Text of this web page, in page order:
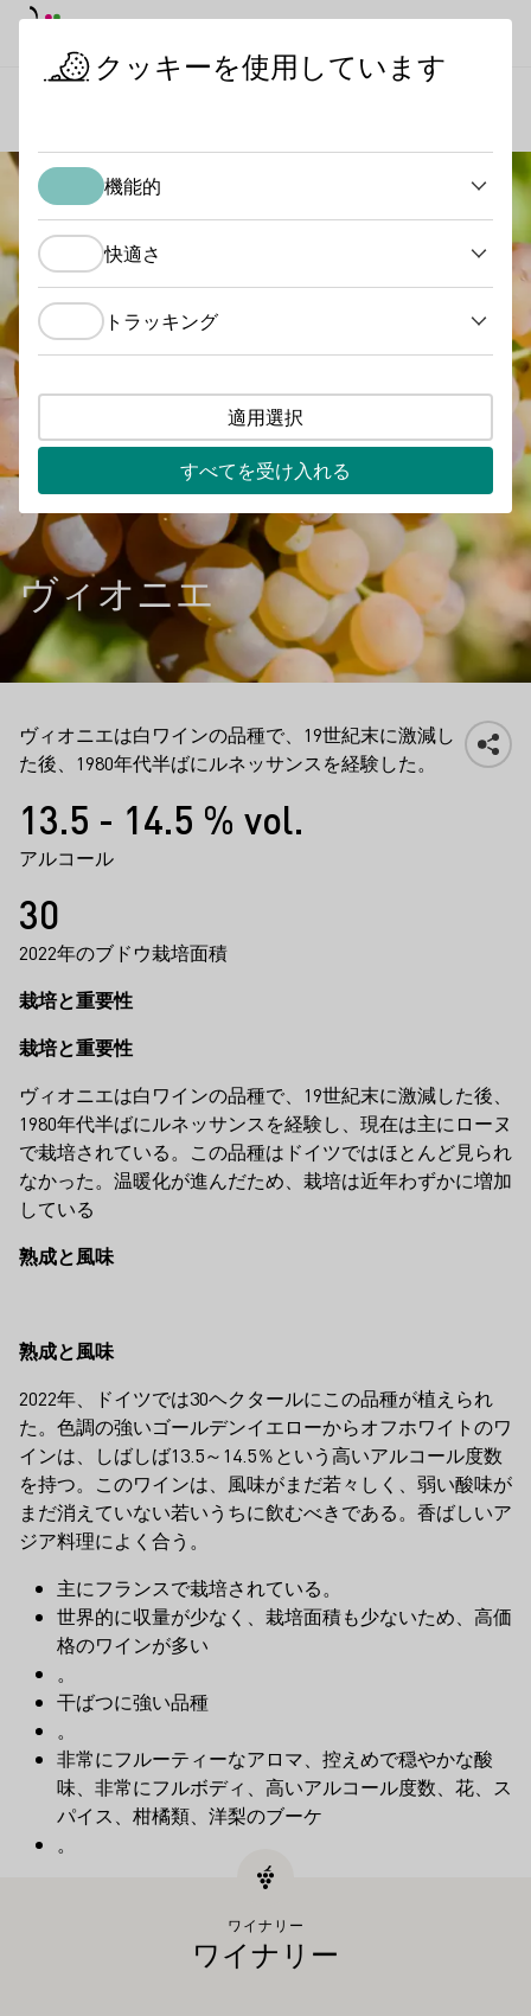
ヴィオニエ
ヴィオニエは白ワインの品種で、19世紀末に激減し
た後、1980年代半ばにルネッサンスを経験した。
事実
13.5 - 14.5 % vol.
アルコール
30
2022年のブドウ栽培面積
栽培と重要性
栽培と重要性
ヴィオニエは白ワインの品種で、19世紀末に激減した後、
1980年代半ばにルネッサンスを経験し、現在は主にローヌ
で栽培されている。この品種はドイツではほとんど見られ
なかった。温暖化が進んだため、栽培は近年わずかに増加
している
熟成と風味
熟成と風味
2022年、ドイツでは30ヘクタールにこの品種が植えられ
た。色調の強いゴールデンイエローからオフホワイトのワ
インは、しばしば13.5～14.5％という高いアルコール度数
を持つ。このワインは、風味がまだ若々しく、弱い酸味が
まだ消えていない若いうちに飲むべきである。香ばしいア
ジア料理によく合う。
主にフランスで栽培されている。
世界的に収量が少なく、栽培面積も少ないため、高価
格のワインが多い
。
干ばつに強い品種
。
非常にフルーティーなアロマ、控えめで穏やかな酸
味、非常にフルボディ、高いアルコール度数、花、ス
パイス、柑橘類、洋梨のブーケ
。
ワイナリー
ワイナリー
クッキーを使用しています
機能的
快適さ
トラッキング
適用選択
すべてを受け入れる